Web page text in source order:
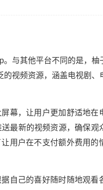
与其他平台不同的是，柚
视频资源，涵盖电视剧、
幕，让用户更加舒适地在
最新的视频资源，确保观
用户在不支付额外费用的
自己的喜好随时随地观看